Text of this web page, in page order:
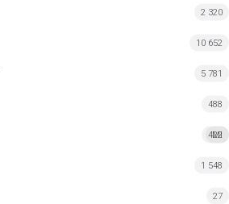
2 320
10 652
5 781
488
MI
422
1 548
27